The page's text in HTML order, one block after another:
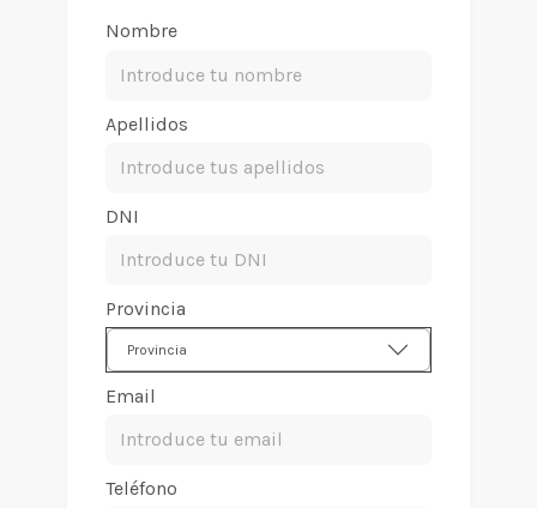
Nombre
Apellidos
DNI
Provincia
Provincia
Email
Teléfono